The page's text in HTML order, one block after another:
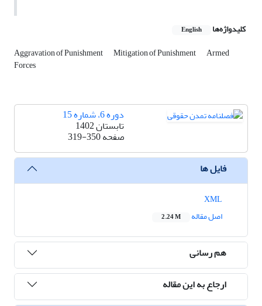
کلیدواژه‌ها English
Aggravation of Punishment Mitigation of Punishment Armed
Forces
دوره 6، شماره 15
تابستان 1402
صفحه319-350
فایل ها
اصل مقاله
2.24 M
هم رسانی
ارجاع به این مقاله